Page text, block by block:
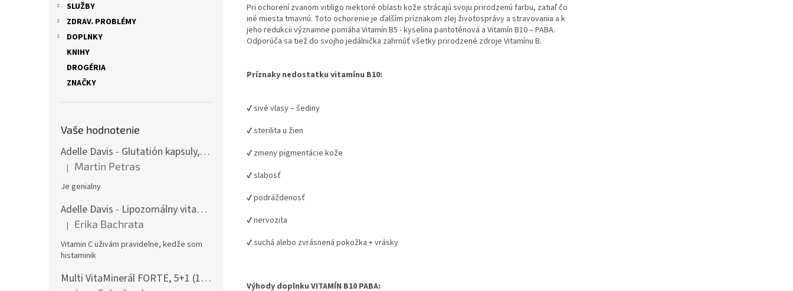
SLUŽBY
ZDRAV. PROBLÉMY
DOPLNKY
KNIHY
DROGÉRIA
ZNAČKY
Vaše hodnotenie
Adelle Davis - Glutatión kapsuly, 30 denných dávok
Hodnotenie produktu je 5 z 5 hviezdičiek.
| Martin Petras
Je genialny
Adelle Davis - Lipozomálny vitamín C, 200 ml + Práškový vitamín C, 500 g
Hodnotenie produktu je 5 z 5 hviezdičiek.
| Erika Bachrata
Vitamin C uživám pravidelne, kedže som
histaminik
Multi VitaMinerál FORTE, 5+1 (180 gélových kapsúl) - - komplexný multivitamín
Pri ochorení zvanom vitiligo niektoré oblasti kože strácajú svoju prirodzenú farbu, zatiaľ čo
iné miesta tmavnú. Toto ochorenie je ďalším príznakom zlej životosprávy a stravovania a k
jeho redukcii významne pomáha Vitamín B5 - kyselina pantoténová a Vitamín B10 – PABA.
Odporúča sa tiež do svojho jedálnička zahrnúť všetky prirodzené zdroje Vitamínu B.
Príznaky nedostatku vitamínu B10:
✔ sivé vlasy – šediny
✔ sterilita u žien
✔ zmeny pigmentácie kože
✔ slabosť
✔ podráždenosť
✔ nervozita
✔ suchá alebo zvrásnená pokožka + vrásky
Výhody doplnku VITAMÍN B10 PABA: